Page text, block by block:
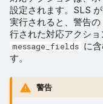
設定されます。SLS
実行されると、警告の
行された対応アクシ
message_fields に
す。
警告